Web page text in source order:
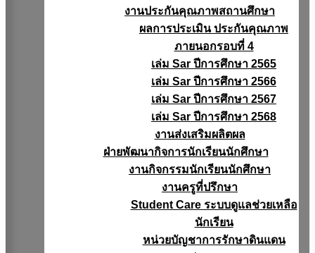
งานประกันคุณภาพสถานศึกษา
ผลการประเมิน ประกันคุณภาพ
ภายนอกรอบที่ 4
เล่ม Sar ปีการศึกษา 2565
เล่ม Sar ปีการศึกษา 2566
เล่ม Sar ปีการศึกษา 2567
เล่ม Sar ปีการศึกษา 2568
งานส่งเสริมผลิตผล
ฝ่ายพัฒนากิจการนักเรียนนักศึกษา
งานกิจกรรมนักเรียนนักศึกษา
งานครูที่ปรึกษา
Student Care ระบบดูแลช่วยเหลือ
นักเรียน
หน่วยบัญชาการรักษาดินแดน